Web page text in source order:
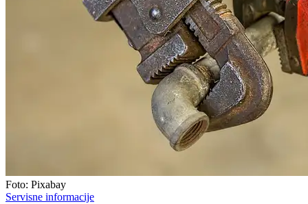
Foto: Pixabay
Servisne informacije